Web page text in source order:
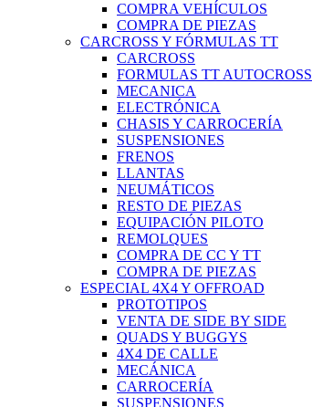
COMPRA VEHÍCULOS
COMPRA DE PIEZAS
CARCROSS Y FÓRMULAS TT
CARCROSS
FORMULAS TT AUTOCROSS
MECANICA
ELECTRÓNICA
CHASIS Y CARROCERÍA
SUSPENSIONES
FRENOS
LLANTAS
NEUMÁTICOS
RESTO DE PIEZAS
EQUIPACIÓN PILOTO
REMOLQUES
COMPRA DE CC Y TT
COMPRA DE PIEZAS
ESPECIAL 4X4 Y OFFROAD
PROTOTIPOS
VENTA DE SIDE BY SIDE
QUADS Y BUGGYS
4X4 DE CALLE
MECÁNICA
CARROCERÍA
SUSPENSIONES